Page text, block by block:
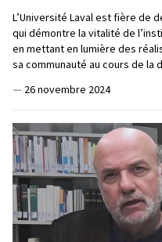
L’Université Laval est fière de
qui démontre la vitalité de
en mettant en lumière des
sa communauté au cours de la
— 26 novembre 2024